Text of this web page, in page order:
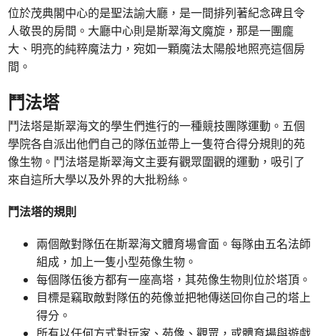
位於茂典閣中心的是聖法諭大廳，是一間排列著紀念碑且令
人敬畏的房間。大廳中心則是斯翠海文魔旋，那是一團龐
大、明亮的純粹魔法力，宛如一顆魔法太陽般地照亮這個房
間。
鬥法塔
鬥法塔是斯翠海文的學生們進行的一種競技團隊運動。五個
學院各自派出他們自己的隊伍並帶上一隻符合得分規則的苑
像生物。鬥法塔是斯翠海文主要有觀眾圍觀的運動，吸引了
來自這所大學以及外界的大批粉絲。
鬥法塔的規則
兩個敵對隊伍在斯翠海文體育場會面。每隊由五名法師
組成，加上一隻小型苑像生物。
每個隊伍後方都有一座高塔，其苑像生物則位於塔頂。
目標是竊取敵對隊伍的苑像並把牠傳送回你自己的塔上
得分。